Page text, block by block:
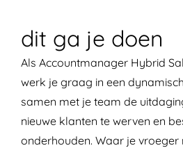
dit ga je doen
Als Accountmanager Hybrid
werk je graag in een
samen met je team de
nieuwe klanten te werven en
onderhouden. Waar je